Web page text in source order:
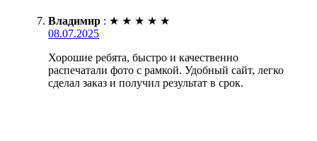
Владимир : ★ ★ ★ ★ ★
08.07.2025
Хорошие ребята, быстро и качественно
распечатали фото с рамкой. Удобный сайт, легко
сделал заказ и получил результат в срок.